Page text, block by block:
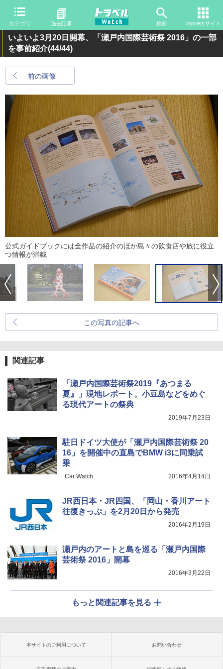
カテゴリ 過去記事 検索 Impressサイト
いよいよ3月20日開幕、「瀬戸内国際芸術祭 2016」の一部
を事前紹介(44/44)
前の画像
公式ガイドブックには全作品の紹介のほか島々の飲食店や旅に役立
つ情報が満載
この写真の記事へ
関連記事
「瀬戸内国際芸術祭2019『あつまる
夏』」現地レポート。小豆島などをめぐ
る現代アートの祭典
2019年7月23日
駐日ドイツ大使が「瀬戸内国際芸術祭 20
16」を開催中の直島でBMW i3に同乗試
乗
Car Watch 2016年4月14日
JR西日本・JR四国、「岡山・香川アート
往復きっぷ」を2月20日から発売
2016年2月19日
瀬戸内のアートと島を巡る「瀬戸内国際
芸術祭 2016」開幕
2016年3月22日
もっと関連記事を見る
本サイトのご利用について お問い合わせ